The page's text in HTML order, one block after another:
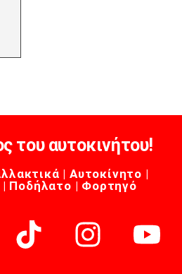
του αυτοκινήτου!
| Αυτοκίνητο |
Ποδήλατο | Φορτηγό